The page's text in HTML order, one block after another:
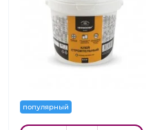
популярный